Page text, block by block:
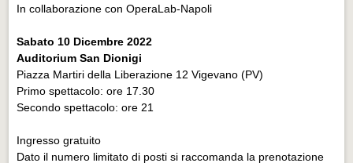
In collaborazione con OperaLab-Napoli
Sabato 10 Dicembre 2022
Auditorium San Dionigi
Piazza Martiri della Liberazione 12 Vigevano (PV)
Primo spettacolo: ore 17.30
Secondo spettacolo: ore 21
Ingresso gratuito
Dato il numero limitato di posti si raccomanda la prenotazione